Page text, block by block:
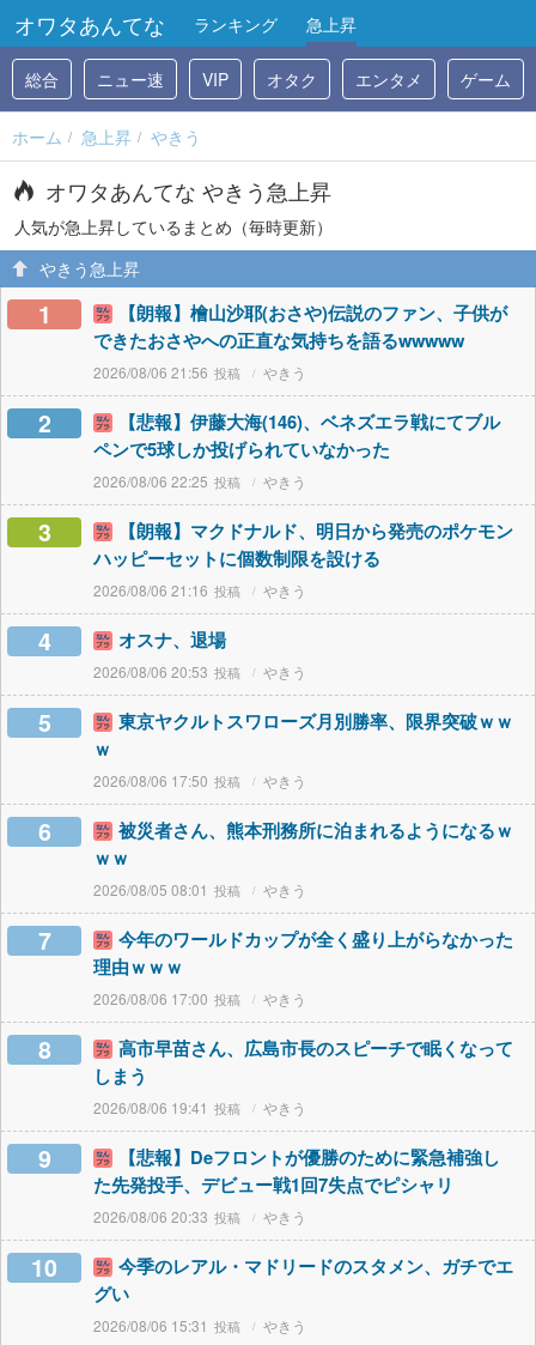
オワタあんてな ランキング 急上昇
総合 ニュー速 VIP オタク エンタメ ゲーム
ホーム 急上昇 やきう
オワタあんてな やきう急上昇
人気が急上昇しているまとめ（毎時更新）
やきう急上昇
1
【朗報】檜山沙耶(おさや)伝説のファン、子供が
できたおさやへの正直な気持ちを語るwwwww
2026/08/06 21:56 やきう
2
【悲報】伊藤大海(146)、ベネズエラ戦にてブル
ペンで5球しか投げられていなかった
2026/08/06 22:25 やきう
3
【朗報】マクドナルド、明日から発売のポケモン
ハッピーセットに個数制限を設ける
2026/08/06 21:16 やきう
4 オスナ、退場
2026/08/06 20:53 やきう
5
東京ヤクルトスワローズ月別勝率、限界突破ｗｗ
ｗ
2026/08/06 17:50 やきう
6
被災者さん、熊本刑務所に泊まれるようになるｗ
ｗｗ
2026/08/05 08:01 やきう
7
今年のワールドカップが全く盛り上がらなかった
理由ｗｗｗ
2026/08/06 17:00 やきう
8
高市早苗さん、広島市長のスピーチで眠くなって
しまう
2026/08/06 19:41 やきう
9
【悲報】Deフロントが優勝のために緊急補強し
た先発投手、デビュー戦1回7失点でピシャリ
2026/08/06 20:33 やきう
10
今季のレアル・マドリードのスタメン、ガチでエ
グい
2026/08/06 15:31 やきう